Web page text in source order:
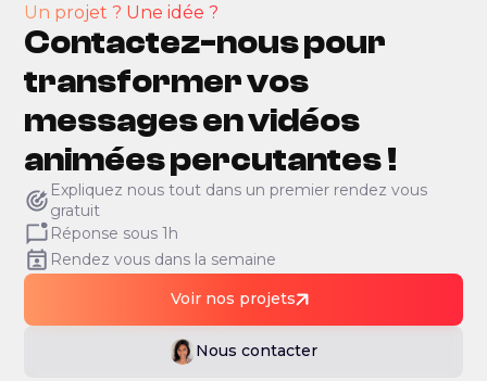
Un projet ? Une idée ?
Contactez-nous pour
transformer vos
messages en vidéos
animées percutantes !
Expliquez nous tout dans un premier rendez vous
gratuit
Réponse sous 1h
Rendez vous dans la semaine
Voir nos projets
Nous contacter